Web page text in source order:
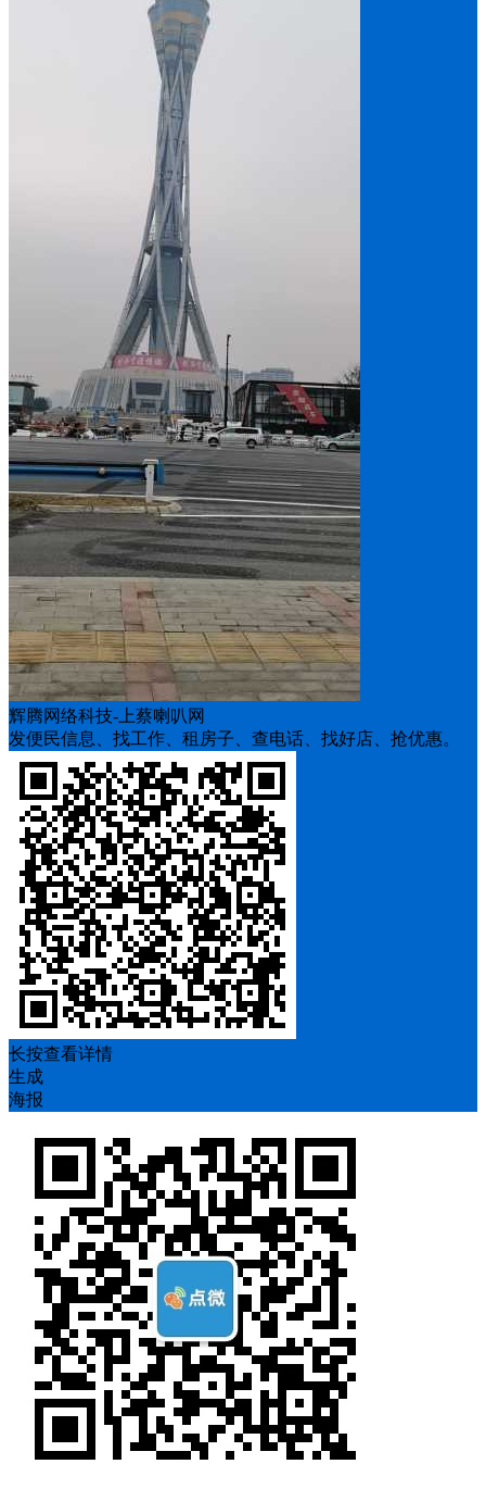
辉腾网络科技-上蔡喇叭网
发便民信息、找工作、租房子、查电话、找好店、抢优惠。
长按查看详情
生成
海报